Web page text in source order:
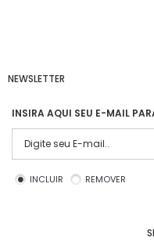
NEWSLETTER
INSIRA AQUI SEU E-MAIL
INCLUIR REMOVER